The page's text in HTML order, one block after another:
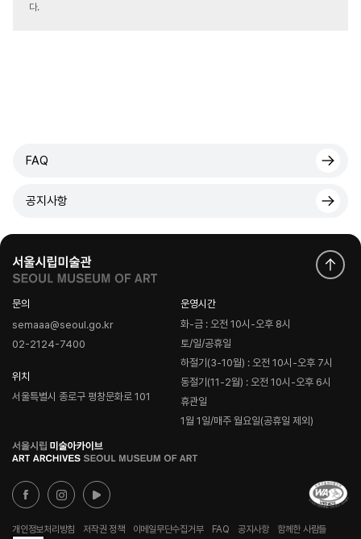
다.
FAQ
공지사항
문의
semaaa@seoul.go.kr
02-2124-7400
위치
서울특별시 종로구 평창문화로 101
운영시간
화-금 : 오전 10시-오후 8시
토/일/공휴일
하절기(3-10월) : 오전 10시-오후 7시
동절기(11-2월) : 오전 10시-오후 6시
휴관일
1월 1일/매주 월요일(공휴일 제외)
로
고
개인정보처리방침 저작권 정책 이메일무단수집거부 FAQ 공지사항 함께한 사람들